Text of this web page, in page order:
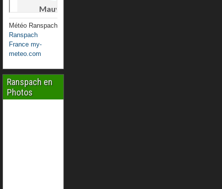
Météo Ranspach
Ranspach
France my-
meteo.com
Ranspach en
Photos